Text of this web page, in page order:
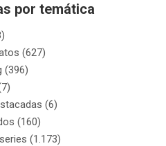
por temática
(627)
(396)
(6)
(160)
(1.173)